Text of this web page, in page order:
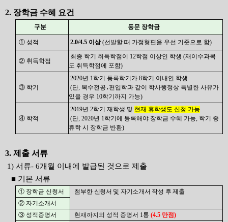
2. 장학금 수혜 요건
구분 동문 장학금
① 성적 2.0/4.5 이상(선발할 때 가정형편을 우선 기준으로 함)
② 취득학점
최종 학기 취득학점이 12학점 이상인 학생 (재이수과목
도 취득학점에 포함)
③ 학기
2020년 1학기 등록학기가 8학기 이내인 학생
(단, 복수전공 ․편입학과 같이 학사행정상 특별한 사유가
있을 경우 10학기까지 가능)
④ 학적
2019년 2학기 재학생 및 현재 휴학생도 신청 가능.
(단, 2020년 1학기에 등록해야 장학금 수혜 가능, 학기 중
휴학 시 장학금 반환)
3. 제출 서류
1) 서류- 6개월 이내에 발급된 것으로 제출
■ 기본 서류
① 장학금 신청서 첨부한 신청서 및 자기소개서 작성 후 제출
② 자기소개서
③ 성적증명서
현재까지의 성적 증명서 1통 (4.5 만점)